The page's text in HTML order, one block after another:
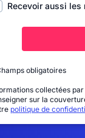
Recevoir aussi les
obligatoires
collectées
sur la
politique de